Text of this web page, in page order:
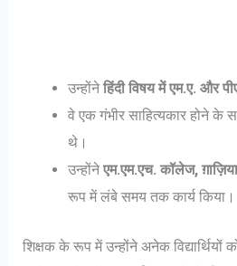
उन्होंनेहिंदी विषय में एम.ए. और
वे एक गंभीर साहित्यकार होने के
थे।
उन्होंनेएम.एम.एच. कॉलेज,
रूप में लंबे समय तक कार्य किया।
शिक्षक के रूप में उन्होंने अनेक विद्यार्थियों